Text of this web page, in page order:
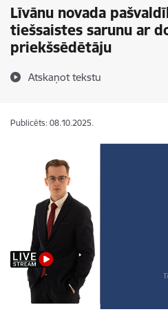
Līvānu novada
tiešsaistes sarunu ar
priekšsēdētāju
Atskaņot tekstu
Publicēts: 08.10.2025.